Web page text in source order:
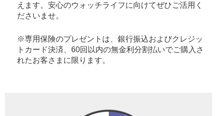
えます。安心のウォッチライフに向けてぜひご活用く
ださいませ。
※専用保険のプレゼントは、銀行振込およびクレジッ
トカード決済、60回以内の無金利分割払いでご購入さ
れたお客さまに限ります。